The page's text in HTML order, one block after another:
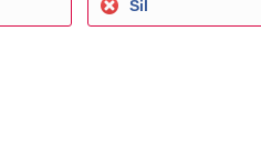
Sil